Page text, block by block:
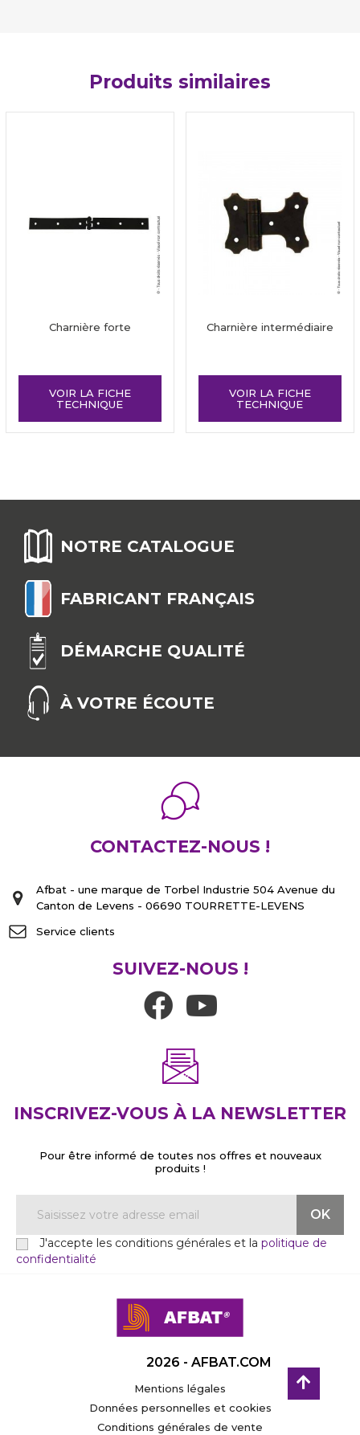
Produits similaires
Charnière forte
VOIR LA FICHE
TECHNIQUE
Charnière intermédiaire
VOIR LA FICHE
TECHNIQUE
NOTRE CATALOGUE
FABRICANT FRANÇAIS
DÉMARCHE QUALITÉ
À VOTRE ÉCOUTE
CONTACTEZ-NOUS !
Afbat - une marque de Torbel Industrie 504 Avenue du
Canton de Levens - 06690 TOURRETTE-LEVENS
Service clients
SUIVEZ-NOUS !
INSCRIVEZ-VOUS À LA NEWSLETTER
Pour être informé de toutes nos offres et nouveaux
produits !
J'accepte les conditions générales et la politique de
confidentialité
2026 - AFBAT.COM
Mentions légales
Données personnelles et cookies
Conditions générales de vente